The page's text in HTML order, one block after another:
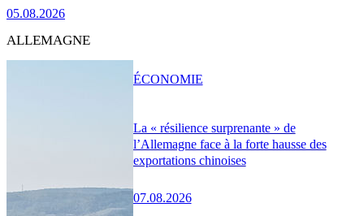
05.08.2026
ALLEMAGNE
La « résilience surprenante » de
l’Allemagne face à la forte hausse des
exportations chinoises
07.08.2026
ÉCONOMIE